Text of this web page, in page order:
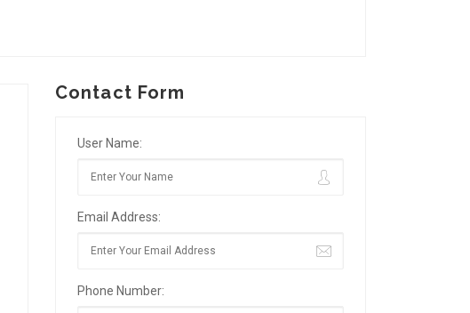
Contact Form
User Name:
Email Address:
Phone Number: